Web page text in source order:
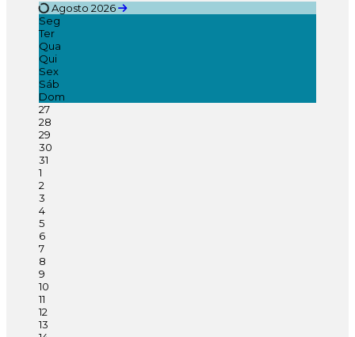
Agosto 2026
Seg
Ter
Qua
Qui
Sex
Sáb
Dom
27
28
29
30
31
1
2
3
4
5
6
7
8
9
10
11
12
13